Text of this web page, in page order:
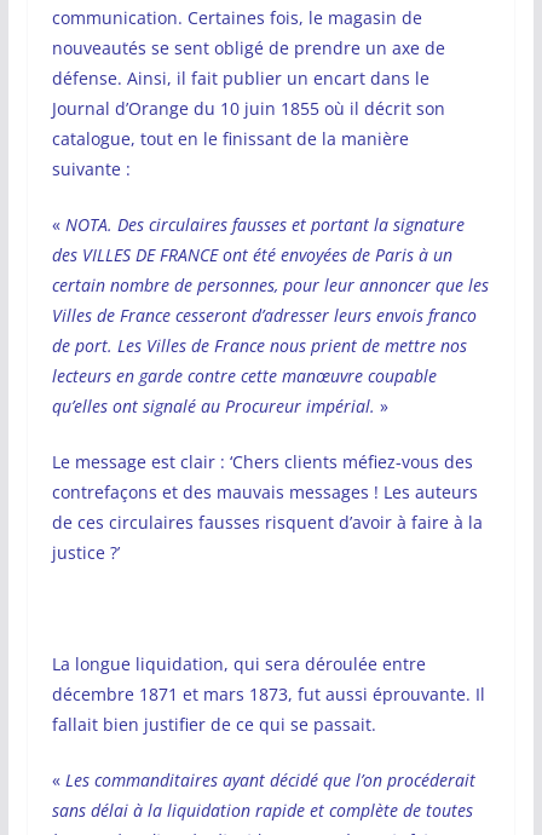
communication. Certaines fois, le magasin de
nouveautés se sent obligé de prendre un axe de
défense. Ainsi, il fait publier un encart dans le
Journal d’Orange du 10 juin 1855 où il décrit son
catalogue, tout en le finissant de la manière
suivante :
«NOTA. Des circulaires fausses et portant la signature
des VILLES DE FRANCE ont été envoyées de Paris à un
certain nombre de personnes, pour leur annoncer que les
Villes de France cesseront d’adresser leurs envois franco
de port. Les Villes de France nous prient de mettre nos
lecteurs en garde contre cette manœuvre coupable
qu’elles ont signalé au Procureur impérial. »
Le message est clair : ‘Chers clients méfiez-vous des
contrefaçons et des mauvais messages ! Les auteurs
de ces circulaires fausses risquent d’avoir à faire à la
justice ?’
La longue liquidation, qui sera déroulée entre
décembre 1871 et mars 1873, fut aussi éprouvante. Il
fallait bien justifier de ce qui se passait.
« Les commanditaires ayant décidé que l’on procéderait
sans délai à la liquidation rapide et complète de toutes